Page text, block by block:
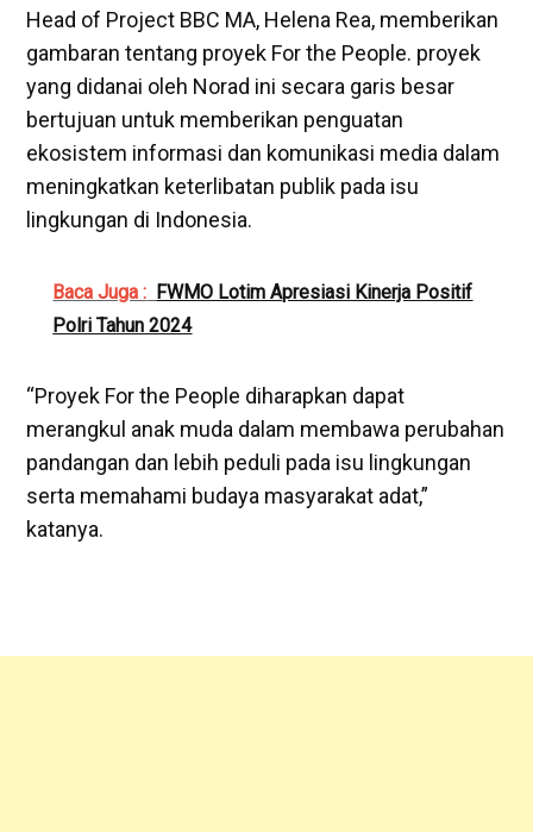
Head of Project BBC MA, Helena Rea, memberikan
gambaran tentang proyek For the People. proyek
yang didanai oleh Norad ini secara garis besar
bertujuan untuk memberikan penguatan
ekosistem informasi dan komunikasi media dalam
meningkatkan keterlibatan publik pada isu
lingkungan di Indonesia.
Baca Juga : FWMO Lotim Apresiasi Kinerja Positif
Polri Tahun 2024
“Proyek For the People diharapkan dapat
merangkul anak muda dalam membawa perubahan
pandangan dan lebih peduli pada isu lingkungan
serta memahami budaya masyarakat adat,”
katanya.